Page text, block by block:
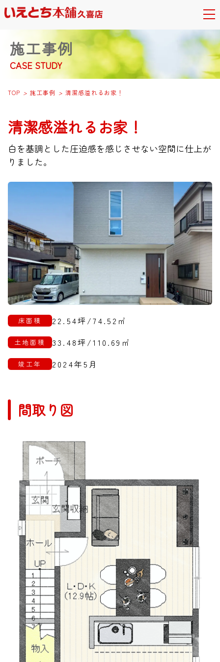
施工事例
CASE STUDY
TOP > 施工事例 > 清潔感溢れるお家！
清潔感溢れるお家！
白を基調とした圧迫感を感じさせない空間に仕上が
りました。
床面積 22.54坪/74.52㎡
土地面積 33.48坪/110.69㎡
竣工年 2024年5月
間取り図